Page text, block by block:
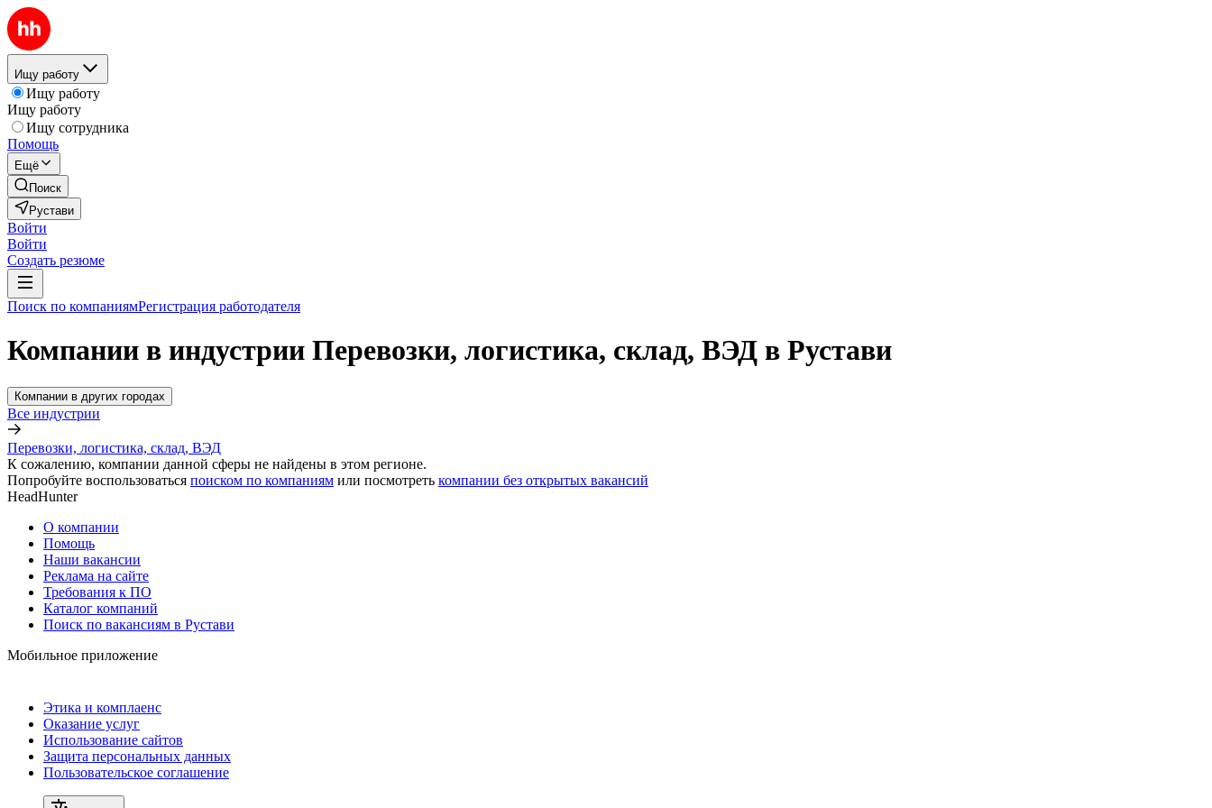
Ищу работу
Ищу работу
Ищу работу
Ищу сотрудника
Помощь
Ещё
Поиск
Рустави
Войти
Войти
Создать резюме
Поиск по компаниямРегистрация работодателя
Компании в индустрии Перевозки, логистика, склад, ВЭД в Рустави
Компании в других городах
Все индустрии
Перевозки, логистика, склад, ВЭД
К сожалению, компании данной сферы не найдены в этом регионе.
Попробуйте воспользоваться поиском по компаниям или посмотреть компании без открытых вакансий
HeadHunter
О компании
Помощь
Наши вакансии
Реклама на сайте
Требования к ПО
Каталог компаний
Поиск по вакансиям в Рустави
Мобильное приложение
Этика и комплаенс
Оказание услуг
Использование сайтов
Защита персональных данных
Пользовательское соглашение